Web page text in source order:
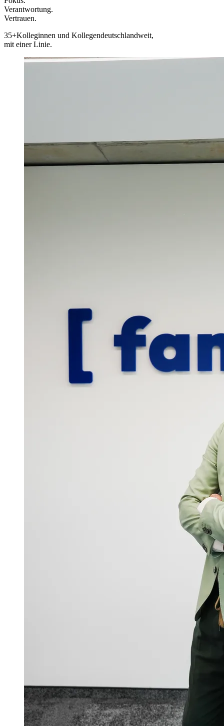
Verantwortung.
Vertrauen.
35+Kolleginnen und Kollegendeutschlandweit,
mit einer Linie.